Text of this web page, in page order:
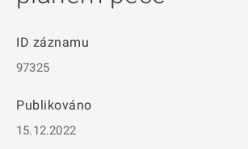
ID záznamu
97325
Publikováno
15.12.2022